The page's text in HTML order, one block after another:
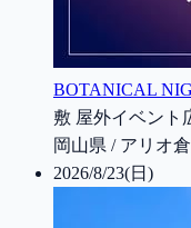
BOTANICAL
敷 屋外イベント
岡山県 / アリオ
2026/8/23(日)